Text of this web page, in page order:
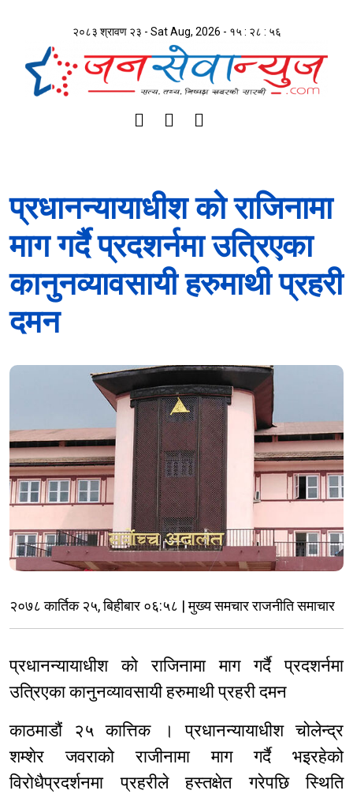
२०८३ श्रावण २३ - Sat Aug, 2026 - १५ : २८ : ५७
प्रधानन्यायाधीश को राजिनामा
माग गर्दै प्रदशर्नमा उत्रिएका
कानुनव्यावसायी हरुमाथी प्रहरी
दमन
२०७८ कार्तिक २५, बिहीबार ०६:५८ | मुख्य समचार राजनीति समाचार
प्रधानन्यायाधीश को राजिनामा माग गर्दै प्रदशर्नमा
उत्रिएका कानुनव्यावसायी हरुमाथी प्रहरी दमन
काठमाडौं २५ कात्तिक । प्रधानन्यायाधीश चोलेन्द्र
शम्शेर जवराको राजीनामा माग गर्दै भइरहेको
विरोधैप्रदर्शनमा प्रहरीले हस्तक्षेत गरेपछि स्थिति